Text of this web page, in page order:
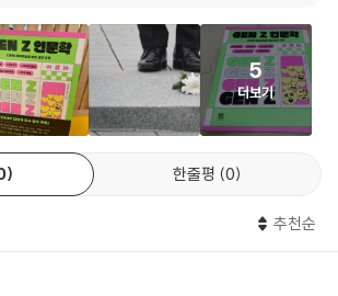
상이 랜덤하기 때문이죠. 행위가 더 쉽고 보상이 랜
올라갑니다.
는 사람의 취향을 보여 줍니다. 비스코걸들의 피드
반대하는 텀블러 브랜드인 ‘하이드로 플라스크’
브랜드 ‘피엘라벤’의 학생용 가방 ‘칸켄’이 자주 등
해서 오래 쓸 수 있으며 색상이 다양하다는 장점이
비 같은 브랜드의 립밤을 주로 바릅니다. 여러분
Z와 디지털 시대
강조한다. 나날이 발전하는 디지털 기술과 이 시대
만, 이 흐름을 아는 것과 모르는 것은 천지 차이이
게 되는 순간 세상을 보는 눈이 달라지게 될 것이라
후반으로 접어들고 있는 Z 세대는 디지털 시대의
의식하지 않고 상품이나 서비스를 소비하는 그
근에는 상품의 생산 과정과 마케팅에 기업 가치를
북 등 소셜 미디어 마케팅을 중단한 ‘러쉬’의 사례
5
더보기
한줄평 0
추천순